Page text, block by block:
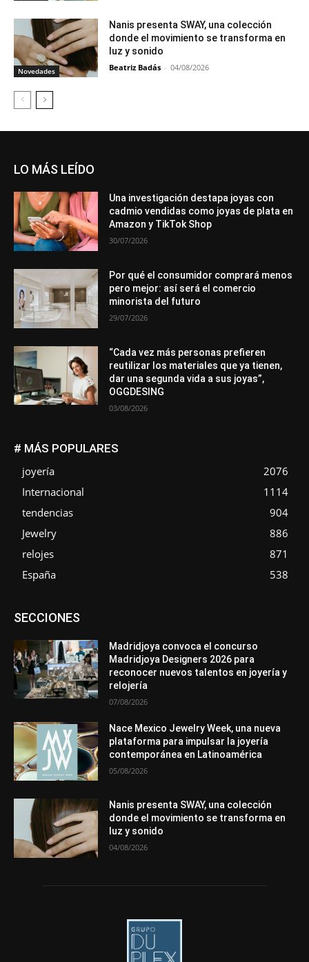
Novedades
Nanis presenta SWAY, una colección
donde el movimiento se transforma en
luz y sonido
Beatriz Badás - 04/08/2026
LO MÁS LEÍDO
Una investigación destapa joyas con
cadmio vendidas como joyas de plata en
Amazon y TikTok Shop
30/07/2026
Por qué el consumidor comprará menos
pero mejor: así será el comercio
minorista del futuro
29/07/2026
“Cada vez más personas prefieren
reutilizar los materiales que ya tienen,
dar una segunda vida a sus joyas”,
OGGDESING
03/08/2026
# MÁS POPULARES
joyería
2076
Internacional
1114
tendencias
904
Jewelry
886
relojes
871
España
538
SECCIONESAsociaciones
Entrevistas
Mundo Técnico
Novedades Opiniones
Perspectiva
Premios
Secciones Sin categoría
Más
Madridjoya convoca el concurso
Madridjoya Designers 2026 para
reconocer nuevos talentos en joyería y
relojería
07/08/2026
Nace Mexico Jewelry Week, una nueva
plataforma para impulsar la joyería
contemporánea en Latinoamérica
05/08/2026
Nanis presenta SWAY, una colección
donde el movimiento se transforma en
luz y sonido
04/08/2026